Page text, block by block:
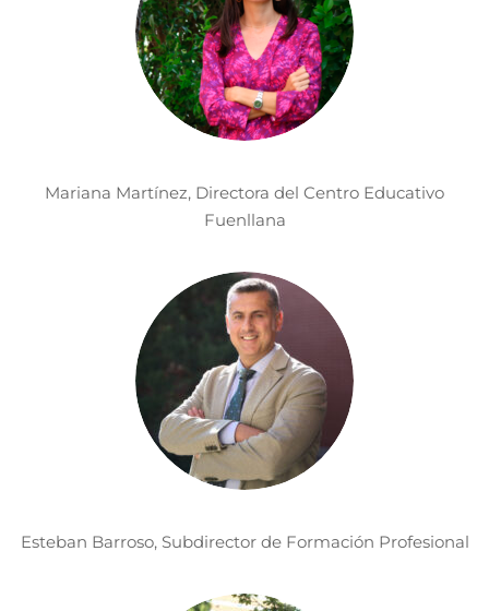
Mariana Martínez, Directora del Centro Educativo
Fuenllana
Esteban Barroso, Subdirector de Formación Profesional